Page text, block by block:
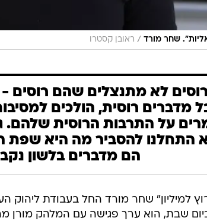
שחר מורד / ראובן קסטרו
לא מתנצלים שהם רוסים
מדברים רוסית, הולכים
על התרבות הרוסית שלהם.
התחלנו להסביר מה היא שפת
הם מדברים בלשון
למיליון" שחר מורד החל בעבודת ליהוק
שבת, הוא ערך פגישה עם המלהק מורן